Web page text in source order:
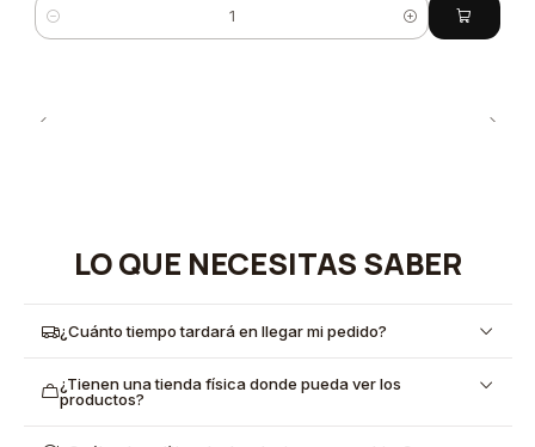
Cantidad
LO QUE NECESITAS SABER
¿Cuánto tiempo tardará en llegar mi pedido?
¿Tienen una tienda física donde pueda ver los
productos?